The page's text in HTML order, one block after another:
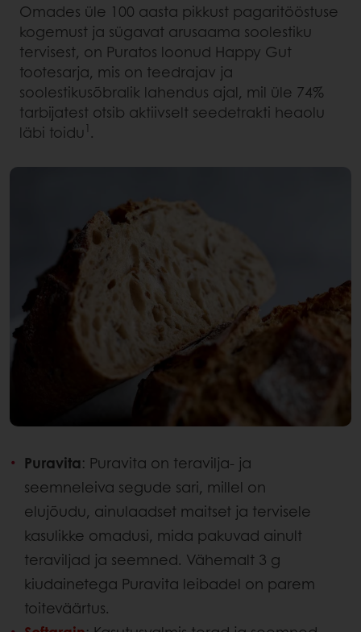
Omades üle 100 aasta pikkust pagaritööstuse
kogemust ja sügavat arusaama soolestiku
tervisest, on Puratos loonud Happy Gut
tootesarja, mis on teedrajav ja
soolestikusõbralik lahendus ajal, mil üle 74%
tarbijatest otsib aktiivselt seedetrakti heaolu
läbi toidu 1 .
Puravita: Puravita on teravilja- ja
seemneleiva segude sari, millel on
elujõudu, ainulaadset maitset ja tervisele
kasulikke omadusi, mida pakuvad ainult
teraviljad ja seemned. Vähemalt 3 g
kiudainetega Puravita leibadel on parem
toiteväärtus.